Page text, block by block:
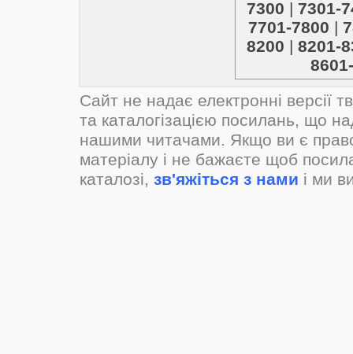
7300 | 7301-
7701-7800 |
8200 | 8201-
Сайт не надає електронні версії
та каталогізацією посилань, що
нашими читачами. Якщо ви є
матеріалу і не бажаєте щоб
каталозі, зв'яжіться з нами і ми